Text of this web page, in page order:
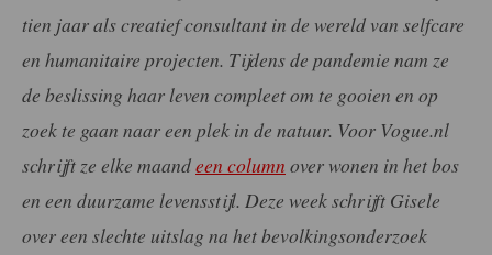
tien jaar als creatief consultant in de wereld van selfcare
en humanitaire projecten. Tijdens de pandemie nam ze
de beslissing haar leven compleet om te gooien en op
zoek te gaan naar een plek in de natuur. Voor Vogue.nl
schrijft ze elke maandeen column over wonen in het bos
en een duurzame levensstijl. Deze week schrijft Gisele
over een slechte uitslag na het bevolkingsonderzoek